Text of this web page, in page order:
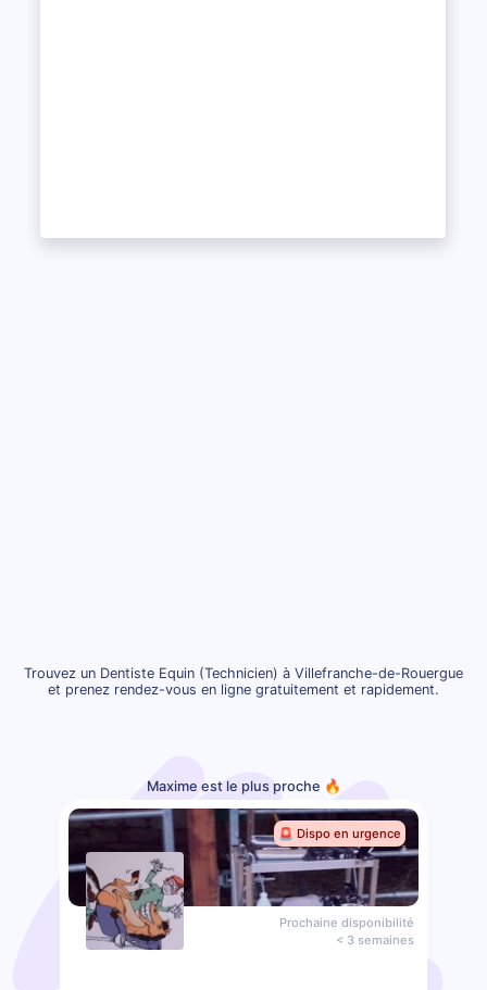
Trouvez un Dentiste Equin (Technicien) à Villefranche-de-Rouergue
et prenez rendez-vous en ligne gratuitement et rapidement.
Maxime est le plus proche 🔥
🚨 Dispo en urgence
Prochaine disponibilité
< 3 semaines